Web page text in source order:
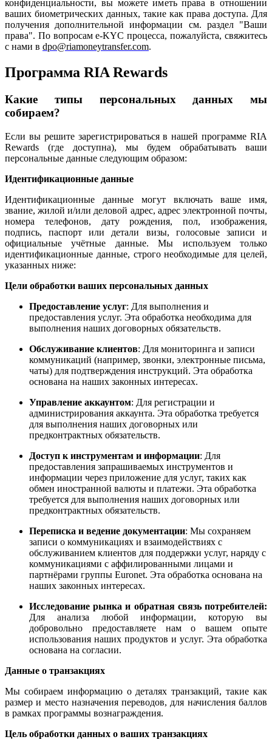
конфиденциальности, вы можете иметь права в отношении
ваших биометрических данных, такие как права доступа. Для
получения дополнительной информации см. раздел "Ваши
права". По вопросам e-KYC процесса, пожалуйста, свяжитесь
с нами в dpo@riamoneytransfer.com.
Программа RIA Rewards
Какие типы персональных данных мы
собираем?
Если вы решите зарегистрироваться в нашей программе RIA
Rewards (где доступна), мы будем обрабатывать ваши
персональные данные следующим образом:
Идентификационные данные
Идентификационные данные могут включать ваше имя,
звание, жилой и/или деловой адрес, адрес электронной почты,
номера телефонов, дату рождения, пол, изображения,
подпись, паспорт или детали визы, голосовые записи и
официальные учётные данные. Мы используем только
идентификационные данные, строго необходимые для целей,
указанных ниже:
Цели обработки ваших персональных данных
Предоставление услуг: Для выполнения и
предоставления услуг. Эта обработка необходима для
выполнения наших договорных обязательств.
Обслуживание клиентов: Для мониторинга и записи
коммуникаций (например, звонки, электронные письма,
чаты) для подтверждения инструкций. Эта обработка
основана на наших законных интересах.
Управление аккаунтом: Для регистрации и
администрирования аккаунта. Эта обработка требуется
для выполнения наших договорных или
предконтрактных обязательств.
Доступ к инструментам и информации: Для
предоставления запрашиваемых инструментов и
информации через приложение для услуг, таких как
обмен иностранной валюты и платежи. Эта обработка
требуется для выполнения наших договорных или
предконтрактных обязательств.
Переписка и ведение документации: Мы сохраняем
записи о коммуникациях и взаимодействиях с
обслуживанием клиентов для поддержки услуг, наряду с
коммуникациями с аффилированными лицами и
партнёрами группы Euronet. Эта обработка основана на
наших законных интересах.
Исследование рынка и обратная связь потребителей:
Для анализа
любой информации, которую вы
добровольно предоставляете нам о вашем опыте
использования наших продуктов и услуг. Эта обработка
основана на согласии.
Данные о транзакциях
Мы собираем информацию о деталях транзакций, такие как
размер и место назначения переводов, для начисления баллов
в рамках программы вознаграждения.
Цель обработки данных о ваших транзакциях